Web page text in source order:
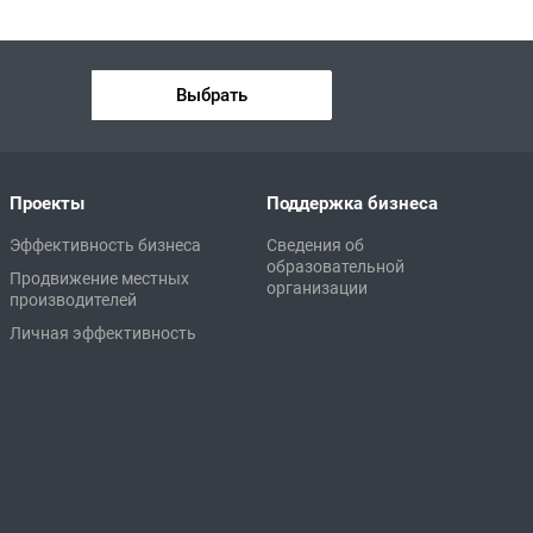
Выбрать
Проекты
Эффективность бизнеса
Продвижение местных
производителей
Личная эффективность
Поддержка бизнеса
Сведения об
образовательной
организации